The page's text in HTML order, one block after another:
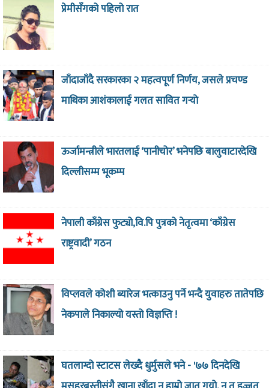
प्रेमीसँगको पहिलो रात
जाँदाजाँदै सरकारका २ महत्वपूर्ण निर्णय, जसले प्रचण्ड
माथिका आशंकालाई गलत सावित गर्‍याे
ऊर्जामन्त्रीले भारतलाई ‘पानीचोर’ भनेपछि बालुवाटारदेखि
दिल्लीसम्म भूकम्प
नेपाली काँग्रेस फुट्यो,वि.पि पुत्रको नेतृत्वमा ‘काँग्रेस
राष्ट्रवादी’ गठन
विप्लवले कोशी ब्यारेज भत्काउनु पर्ने भन्दै युवाहरु तातेपछि
नेकपाले निकाल्यो यस्तो विज्ञप्ति !
घतलाग्दो स्टाटस लेख्दै धुर्मुसले भने - '७७ दिनदेखि